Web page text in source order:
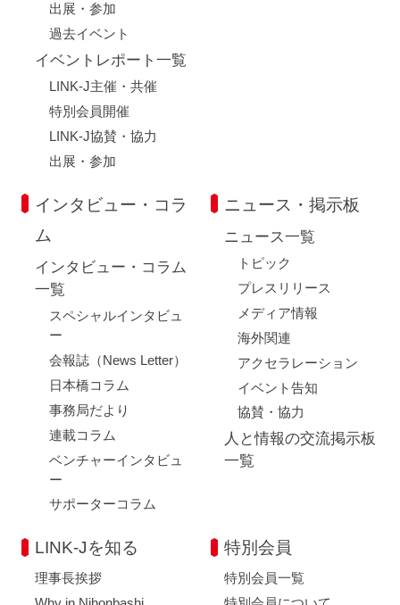
出展・参加
過去イベント
イベントレポート一覧
LINK-J主催・共催
特別会員開催
LINK-J協賛・協力
出展・参加
インタビュー・コラ
ム
インタビュー・コラム
一覧
スペシャルインタビュ
ー
会報誌（News Letter）
日本橋コラム
事務局だより
連載コラム
ベンチャーインタビュ
ー
サポーターコラム
ニュース・掲示板
ニュース一覧
トピック
プレスリリース
メディア情報
海外関連
アクセラレーション
イベント告知
協賛・協力
人と情報の交流掲示板
一覧
LINK-Jを知る
理事長挨拶
特別会員
特別会員一覧